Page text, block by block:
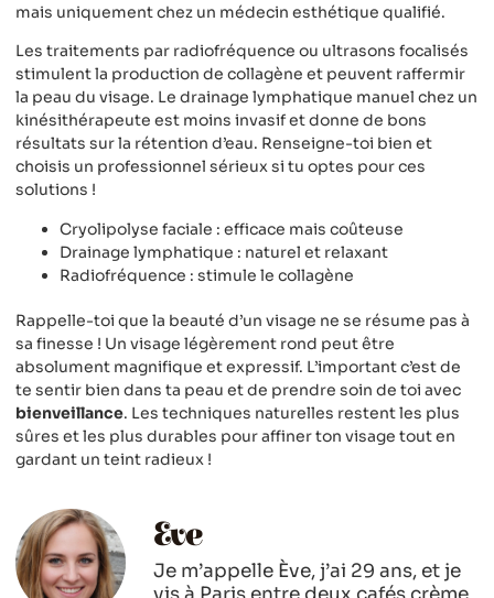
mais uniquement chez un médecin esthétique qualifié.
Les traitements par radiofréquence ou ultrasons focalisés
stimulent la production de collagène et peuvent raffermir
la peau du visage. Le drainage lymphatique manuel chez un
kinésithérapeute est moins invasif et donne de bons
résultats sur la rétention d’eau. Renseigne-toi bien et
choisis un professionnel sérieux si tu optes pour ces
solutions !
Cryolipolyse faciale : efficace mais coûteuse
Drainage lymphatique : naturel et relaxant
Radiofréquence : stimule le collagène
Rappelle-toi que la beauté d’un visage ne se résume pas à
sa finesse ! Un visage légèrement rond peut être
absolument magnifique et expressif. L’important c’est de
te sentir bien dans ta peau et de prendre soin de toi avec
bienveillance. Les techniques naturelles restent les plus
sûres et les plus durables pour affiner ton visage tout en
gardant un teint radieux !
Eve
Je m’appelle Ève, j’ai 29 ans, et je